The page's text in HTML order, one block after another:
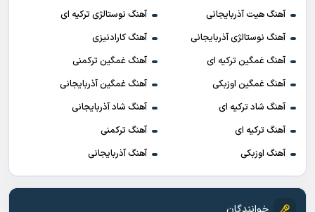
آهنگ هیت آذربایجانی
آهنگ نوستالژی ترکیه ای
آهنگ نوستالژی آذربایجانی
آهنگ کارادنیزی
آهنگ غمگین ترکیه ای
آهنگ غمگین ترکمنی
آهنگ غمگین اوزبکی
آهنگ غمگین آذربایجانی
آهنگ شاد ترکیه ای
آهنگ شاد آذربایجانی
آهنگ ترکیه ای
آهنگ ترکمنی
آهنگ اوزبکی
آهنگ آذربایجانی